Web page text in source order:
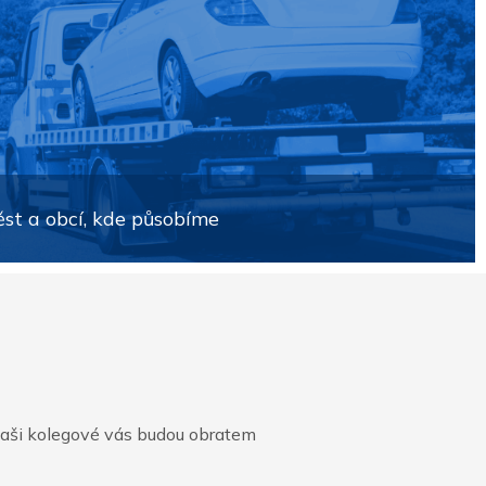
a obcí, kde působíme
kolegové vás budou obratem